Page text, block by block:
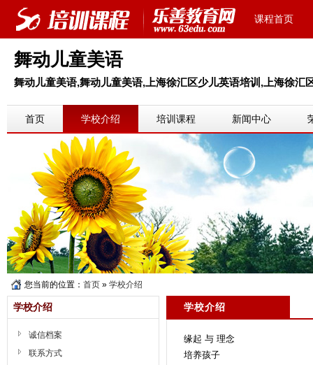
课程首页
舞动儿童美语
舞动儿童美语,舞动儿童美语,上海徐汇区少儿英语培训,上海徐汇
首页 学校介绍 培训课程 新闻中心
您当前的位置： 首页 » 学校介绍
学校介绍
诚信档案
联系方式
学校介绍
缘起 与 理念
培养孩子